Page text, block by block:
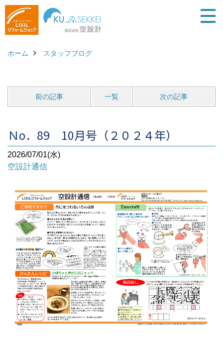
ホーム スタッフブログ
前の記事 一覧 次の記事
Ｎo．89 10月号（２０２４年）
2026/07/01(水)
空設計通信